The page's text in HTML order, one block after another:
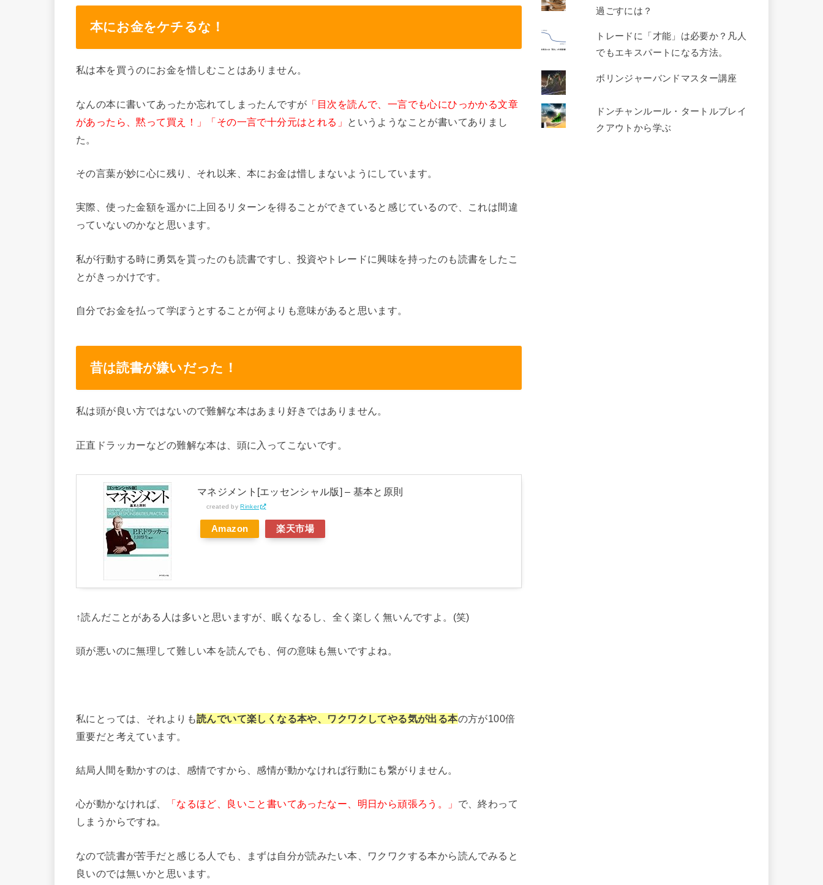
本にお金をケチるな！
私は本を買うのにお金を惜しむことはありません。
なんの本に書いてあったか忘れてしまったんですが 「目次を読んで、一言でも心にひっかかる文章
があったら、黙って買え！」「その一言で十分元はとれる」
というようなことが書いてありまし
た。
その言葉が妙に心に残り、それ以来、本にお金は惜しまないようにしています。
実際、使った金額を遥かに上回るリターンを得ることができていると感じているので、これは間違
っていないのかなと思います。
私が行動する時に勇気を貰ったのも読書ですし、投資やトレードに興味を持ったのも読書をしたこ
とがきっかけです。
自分でお金を払って学ぼうとすることが何よりも意味があると思います。
昔は読書が嫌いだった！
私は頭が良い方ではないので難解な本はあまり好きではありません。
正直ドラッカーなどの難解な本は、頭に入ってこないです。
マネジメント[エッセンシャル版] – 基本と原則
created byRinker
Amazon 楽天市場
↑読んだことがある人は多いと思いますが、眠くなるし、全く楽しく無いんですよ。(笑)
頭が悪いのに無理して難しい本を読んでも、何の意味も無いですよね。
私にとっては、それよりも読んでいて楽しくなる本や、ワクワクしてやる気が出る本の方が100倍
重要だと考えています。
結局人間を動かすのは、感情ですから、感情が動かなければ行動にも繋がりません。
心が動かなければ、 「なるほど、良いこと書いてあったなー、明日から頑張ろう。」 で、終わって
しまうからですね。
なので読書が苦手だと感じる人でも、まずは自分が読みたい本、ワクワクする本から読んでみると
良いのでは無いかと思います。
過ごすには？
トレードに「才能」は必要か？凡人
でもエキスパートになる方法。
ボリンジャーバンドマスター講座
ドンチャンルール・タートルブレイ
クアウトから学ぶ